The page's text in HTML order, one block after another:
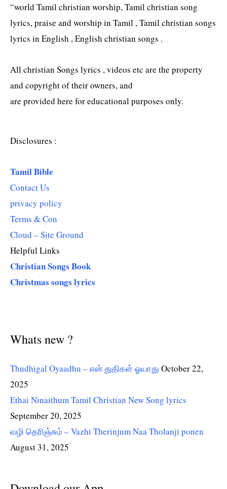
“world Tamil christian worship, Tamil christian song
lyrics, praise and worship in Tamil , Tamil christian songs
lyrics in English , English christian songs .
All christian Songs lyrics , videos etc are the property
and copyright of their owners, and
are provided here for educational purposes only.
Disclosures :
Tamil Bible
Contact Us
privacy policy
Terms & Con
Cloud – Site Ground
Helpful Links
Christian Songs Book
Christmas songs lyrics
Whats new ?
Thudhigal Oyaadhu – என் துதிகள் ஓயாது October 22,
2025
Ethai Ninaithum Tamil Christian New Song lyrics
September 20, 2025
வழி தெரிஞ்சும் – Vazhi Therinjum Naa Tholanji ponen
August 31, 2025